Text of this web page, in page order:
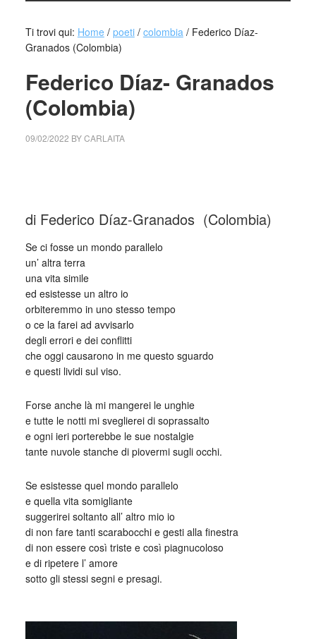
Ti trovi qui: Home / poeti / colombia /Federico Díaz-
Granados (Colombia)
Federico Díaz- Granados
(Colombia)
09/02/2022 BYCARLAITA
di Federico Díaz-Granados (Colombia)
Se ci fosse un mondo parallelo
un’ altra terra
una vita simile
ed esistesse un altro io
orbiteremmo in uno stesso tempo
o ce la farei ad avvisarlo
degli errori e dei conflitti
che oggi causarono in me questo sguardo
e questi lividi sul viso.
Forse anche là mi mangerei le unghie
e tutte le notti mi sveglierei di soprassalto
e ogni ieri porterebbe le sue nostalgie
tante nuvole stanche di piovermi sugli occhi.
Se esistesse quel mondo parallelo
e quella vita somigliante
suggerirei soltanto all’ altro mio io
di non fare tanti scarabocchi e gesti alla finestra
di non essere così triste e così piagnucoloso
e di ripetere l’ amore
sotto gli stessi segni e presagi.